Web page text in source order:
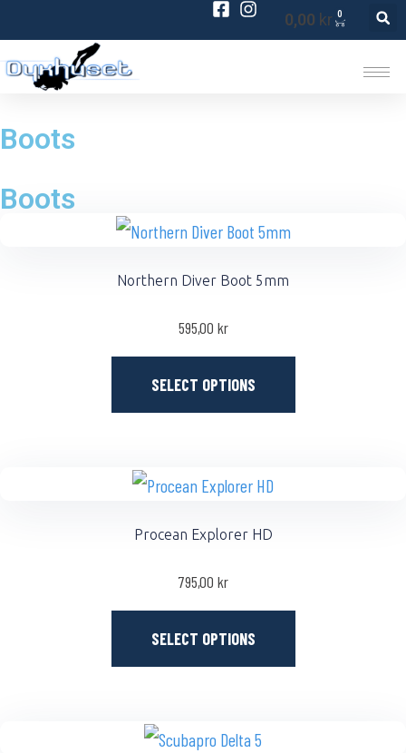
0,00 kr 0
Boots
Boots
Northern Diver Boot 5mm
595,00 kr
SELECT OPTIONS
Procean Explorer HD
795,00 kr
SELECT OPTIONS